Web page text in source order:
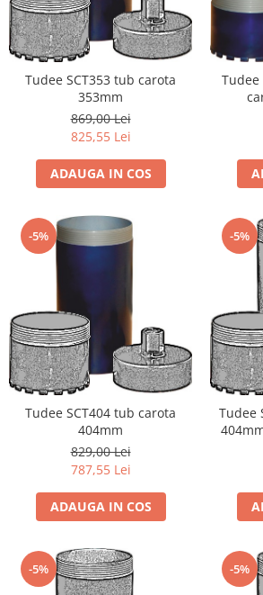
Tudee SCT353 tub carota
353mm
869,00 Lei
825,55 Lei
ADAUGA IN COS
Tudee
-5%
Tudee SCT404 tub carota
404mm
829,00 Lei
787,55 Lei
ADAUGA IN COS
-5%
Tudee
-5% -5%